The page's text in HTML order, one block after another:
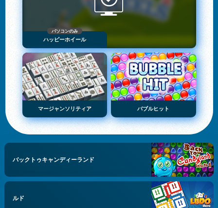
パソコンのみ
ハッピーホイール
マージャンソリティア バブルヒット
バックトゥキャンディーランド
ルド